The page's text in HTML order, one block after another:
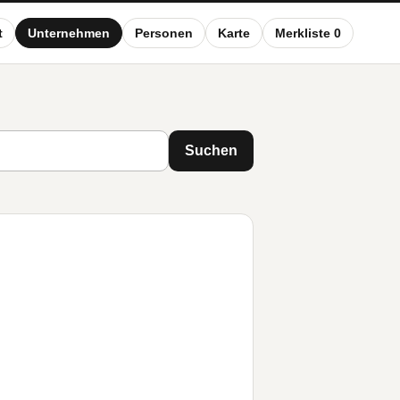
Unternehmen Personen Karte Merkliste 0
Suchen